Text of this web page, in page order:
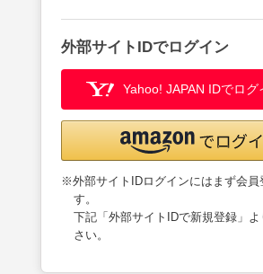
外部サイトIDでログイン
Yahoo! JAPAN IDでログ
※外部サイトIDログインにはまず会員
す。
下記「外部サイトIDで新規登録」
さい。